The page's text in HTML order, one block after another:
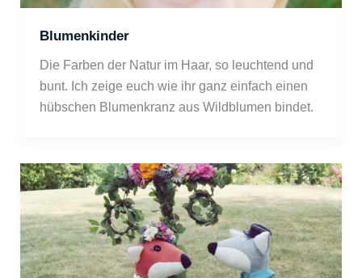
Blumenkinder
Die Farben der Natur im Haar, so leuchtend und
bunt. Ich zeige euch wie ihr ganz einfach einen
hübschen Blumenkranz aus Wildblumen bindet.